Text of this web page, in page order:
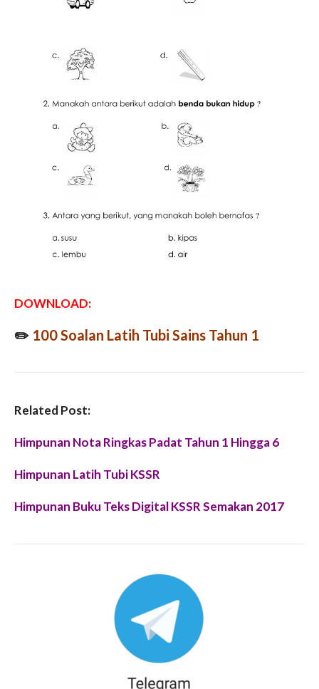
DOWNLOAD:
✏️ 100 Soalan Latih Tubi Sains Tahun 1
Related Post:
Himpunan Nota Ringkas Padat Tahun 1 Hingga 6
Himpunan Latih Tubi KSSR
Himpunan Buku Teks Digital KSSR Semakan 2017